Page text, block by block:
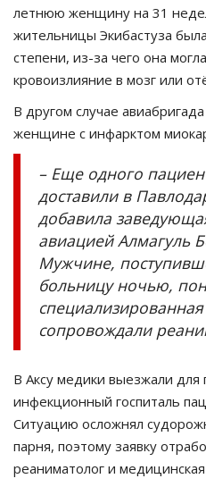
летнюю женщину на 31
жительницы Экибастуза
степени, из-за чего она
кровоизлияние в мозг или
В другом случае
женщине с инфарктом
– Еще одного
доставили в
добавила
авиацией Алмагуль
Мужчине,
больницу ночью,
сопровождали
В Аксу медики выезжали
инфекционный госпиталь
Ситуацию осложнял
парня, поэтому заявку
реаниматолог и медицинская